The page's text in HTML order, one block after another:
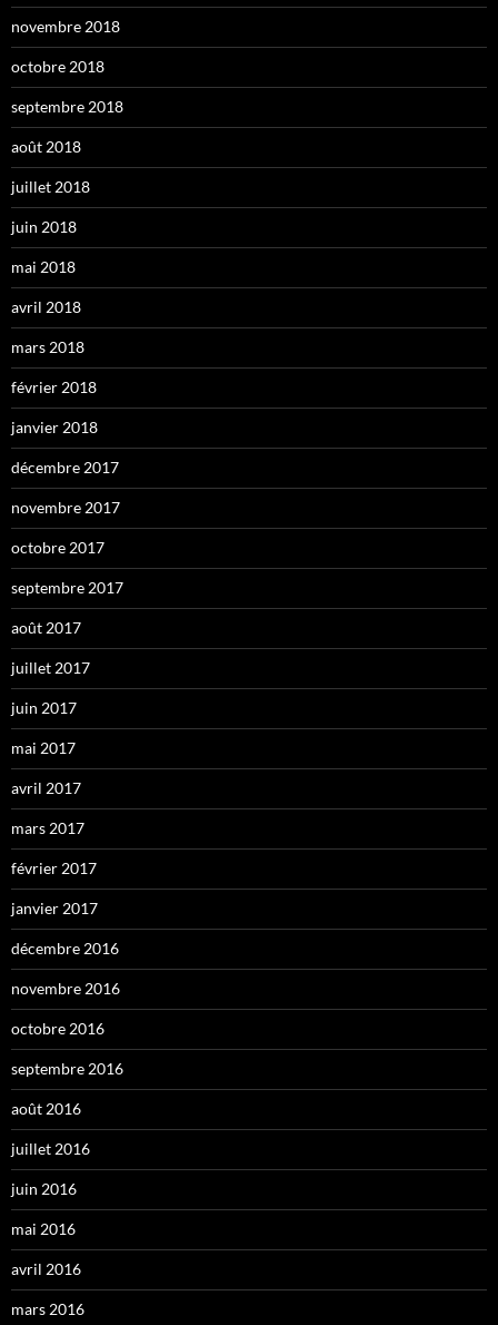
novembre 2018
octobre 2018
septembre 2018
août 2018
juillet 2018
juin 2018
mai 2018
avril 2018
mars 2018
février 2018
janvier 2018
décembre 2017
novembre 2017
octobre 2017
septembre 2017
août 2017
juillet 2017
juin 2017
mai 2017
avril 2017
mars 2017
février 2017
janvier 2017
décembre 2016
novembre 2016
octobre 2016
septembre 2016
août 2016
juillet 2016
juin 2016
mai 2016
avril 2016
mars 2016